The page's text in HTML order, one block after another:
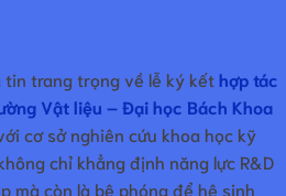
tin trang trọng về lễ ký kếthợp tác
Vật liệu – Đại học Bách Khoa
cơ sở nghiên cứu khoa học kỹ
chỉ khẳng định năng lực R&D
mà còn là bệ phóng để hệ sinh